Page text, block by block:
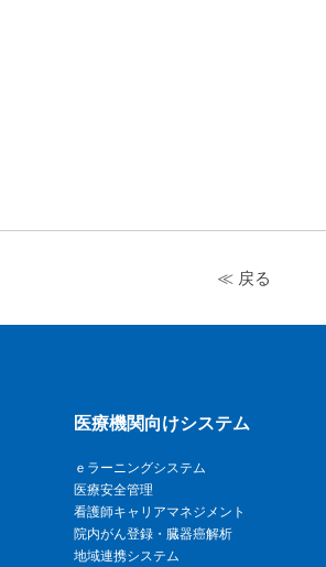
≪ 戻る
医療機関向けシステム
ｅラーニングシステム
医療安全管理
看護師キャリアマネジメント
院内がん登録・臓器癌解析
地域連携システム